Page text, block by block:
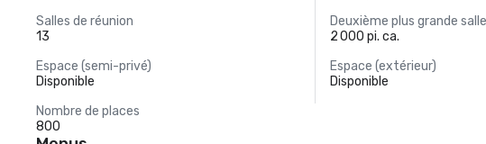
Salles de réunion
13
Deuxième plus grande salle
2 000 pi. ca.
Espace (semi-privé)
Disponible
Espace (extérieur)
Disponible
Nombre de places
800